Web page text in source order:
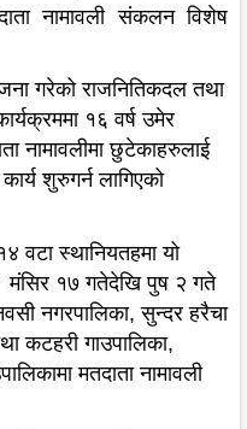
नामावली संकलन विशेष
गरेको राजनितिकदल तथा
१६ वर्ष उमेर
नामावलीमा छुटेकाहरुलाई
शुरुगर्न लागिएको
वटा स्थानियतहमा यो
१७ गतेदेखि पुष २ गते
नगरपालिका, सुन्दर हरैचा
कटहरी गाउपालिका,
मतदाता नामावली